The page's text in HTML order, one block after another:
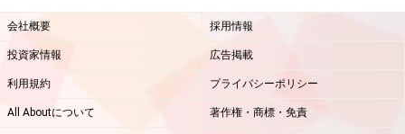
会社概要 採用情報
投資家情報 広告掲載
利用規約 プライバシーポリシー
All Aboutについて 著作権・商標・免責